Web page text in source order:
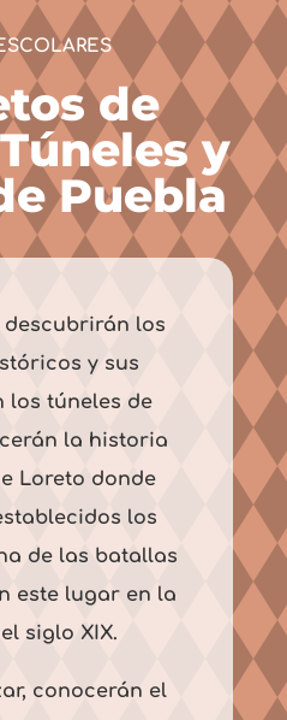
de
y
Puebla
descubrirán los
y sus
los túneles de
la historia
Loreto donde
los
de las batallas
este lugar en la
siglo XIX.
conocerán el